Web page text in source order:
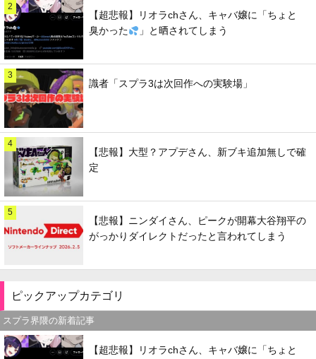
2
【超悲報】リオラchさん、キャバ嬢に「ちょと
臭かった
」と晒されてしまう
3
識者「スプラ3は次回作への実験場」
4
【悲報】大型？アプデさん、新ブキ追加無しで確
定
5
【悲報】ニンダイさん、ピークが開幕大谷翔平の
がっかりダイレクトだったと言われてしまう
ピックアップカテゴリ
スプラ界隈の新着記事
【超悲報】リオラchさん、キャバ嬢に「ちょと